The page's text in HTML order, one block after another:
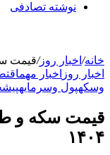
نوشته تصادفی
خانه/ اخبار روز/قیمت سکه و
اخبار روز اخبار مهم
وسکهپول وسرمایه
۱۴۰۴